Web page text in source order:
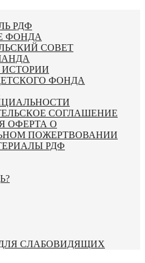
РДФ
ФОНДА
СОВЕТ
ФОНДА
СОГЛАШЕНИЕ
ОФЕРТА О
ПОЖЕРТВОВАНИИ
РДФ
СЛАБОВИДЯЩИХ